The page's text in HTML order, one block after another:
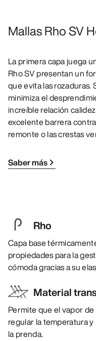
Mallas Rho SV
La primera capa juega
Rho SV presentan un
que evita las
minimiza el
increíble relación
excelente barrera
remonte o las crestas
Saber más
Rho
Capa base
propiedades para la
cómoda gracias a su
Material
Permite que el vapor
regular la temperatura
la prenda.